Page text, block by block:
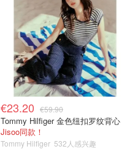
€23.20 €59.90
Tommy Hilfiger 金色纽扣罗纹背心
Jisoo同款！
Tommy Hilfiger 532人感兴趣